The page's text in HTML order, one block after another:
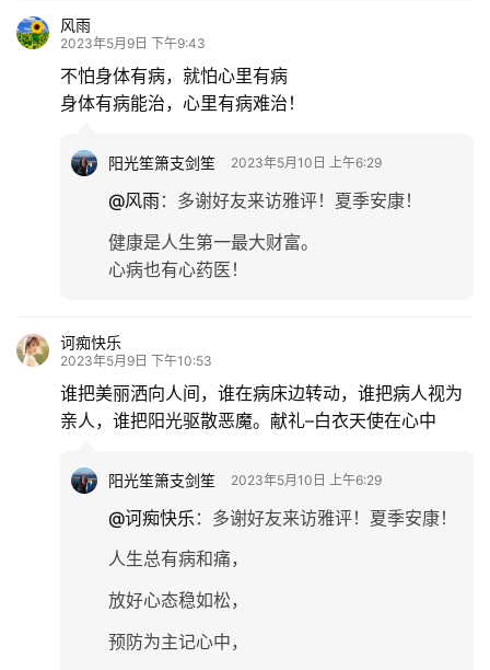
风雨
2023年5月9日 下午9:43
不怕身体有病，就怕心里有病
身体有病能治，心里有病难治！
阳光笙箫支剑笙 2023年5月10日 上午6:29
@风雨： 多谢好友来访雅评！夏季安康！
健康是人生第一最大财富。
心病也有心药医！
诃痴快乐
2023年5月9日 下午10:53
谁把美丽洒向人间，谁在病床边转动，谁把病人视为
亲人，谁把阳光驱散恶魔。献礼–白衣天使在心中
阳光笙箫支剑笙 2023年5月10日 上午6:29
@诃痴快乐 ： 多谢好友来访雅评！夏季安康！
人生总有病和痛，
放好心态稳如松，
预防为主记心中，